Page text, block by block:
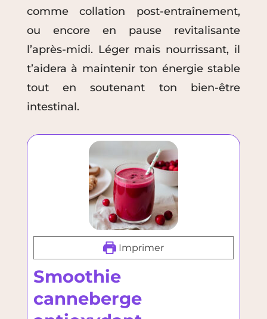
comme collation post-entraînement,
ou encore en pause revitalisante
l’après-midi. Léger mais nourrissant, il
t’aidera à maintenir ton énergie stable
tout en soutenant ton bien-être
intestinal.
Imprimer
Smoothie
canneberge